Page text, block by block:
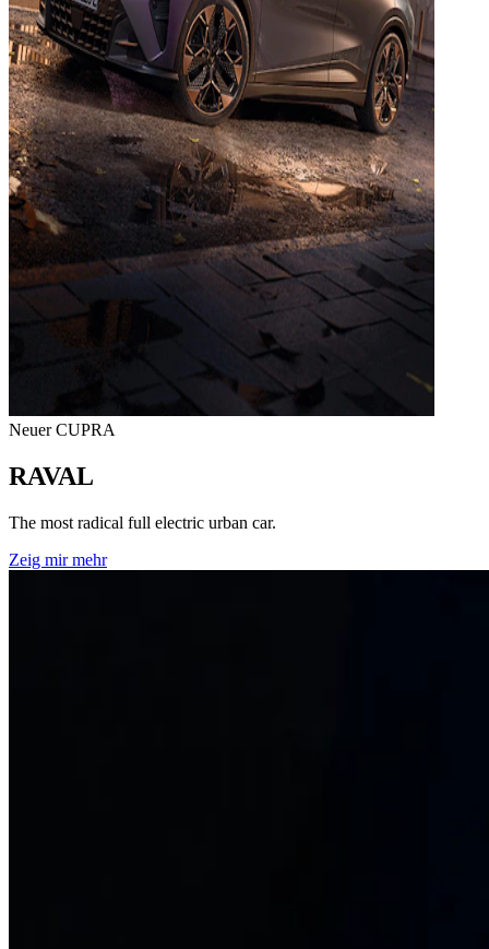
Neuer CUPRA
RAVAL
The most radical full electric urban car.
Zeig mir mehr